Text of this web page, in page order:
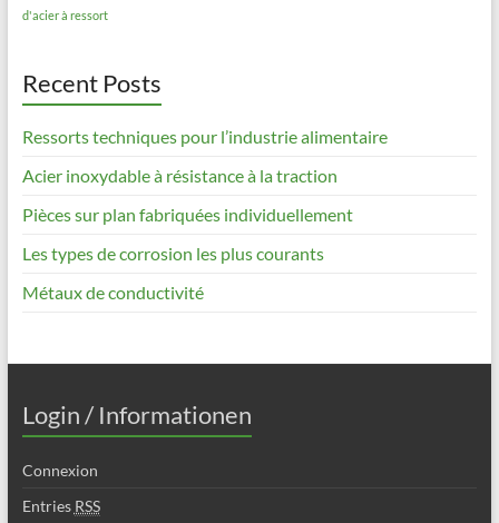
d'acier à ressort
Recent Posts
Ressorts techniques pour l’industrie alimentaire
Acier inoxydable à résistance à la traction
Pièces sur plan fabriquées individuellement
Les types de corrosion les plus courants
Métaux de conductivité
Login / Informationen
Connexion
Entries RSS